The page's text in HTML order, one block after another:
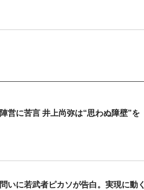
営に苦言 井上尚弥は“思わぬ障壁”を
いに若武者ピカソが告白。実現に動く